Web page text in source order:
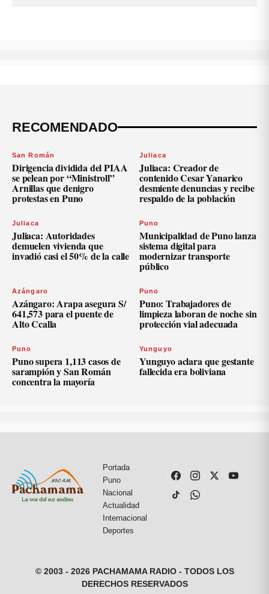
RECOMENDADO
San Román
Dirigencia dividida del PIAA
se pelean por “Ministroll”
Arnillas que denigro
protestas en Puno
Juliaca
Juliaca: Creador de
contenido Cesar Yanarico
desmiente denuncias y recibe
respaldo de la población
Juliaca
Juliaca: Autoridades
demuelen vivienda que
invadió casi el 50% de la calle
Puno
Municipalidad de Puno lanza
sistema digital para
modernizar transporte
público
Azángaro
Azángaro: Arapa asegura S/
641,573 para el puente de
Alto Ccalla
Puno
Puno: Trabajadores de
limpieza laboran de noche sin
protección vial adecuada
Puno
Puno supera 1,113 casos de
sarampión y San Román
concentra la mayoría
Yunguyo
Yunguyo aclara que gestante
fallecida era boliviana
Portada
Puno
Nacional
Actualidad
Internacional
Deportes
© 2003 - 2026 PACHAMAMA RADIO - TODOS LOS
DERECHOS RESERVADOS